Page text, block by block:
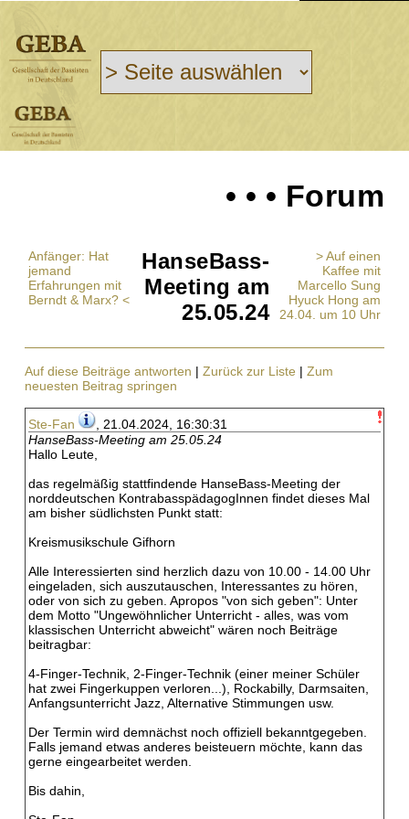
• • • Forum
Anfänger: Hat
jemand
Erfahrungen mit
Berndt & Marx? <
HanseBass-
Meeting am
25.05.24
> Auf einen
Kaffee mit
Marcello Sung
Hyuck Hong am
24.04. um 10 Uhr
Auf diese Beiträge antworten | Zurück zur Liste | Zum
neuesten Beitrag springen
Ste-Fan
, 21.04.2024, 16:30:31
HanseBass-Meeting am 25.05.24
Hallo Leute,
das regelmäßig stattfindende HanseBass-Meeting der
norddeutschen KontrabasspädagogInnen findet dieses Mal
am bisher südlichsten Punkt statt:
Kreismusikschule Gifhorn
Alle Interessierten sind herzlich dazu von 10.00 - 14.00 Uhr
eingeladen, sich auszutauschen, Interessantes zu hören,
oder von sich zu geben. Apropos "von sich geben": Unter
dem Motto "Ungewöhnlicher Unterricht - alles, was vom
klassischen Unterricht abweicht" wären noch Beiträge
beitragbar:
4-Finger-Technik, 2-Finger-Technik (einer meiner Schüler
hat zwei Fingerkuppen verloren...), Rockabilly, Darmsaiten,
Anfangsunterricht Jazz, Alternative Stimmungen usw.
Der Termin wird demnächst noch offiziell bekanntgegeben.
Falls jemand etwas anderes beisteuern möchte, kann das
gerne eingearbeitet werden.
Bis dahin,